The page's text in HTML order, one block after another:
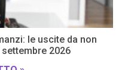
le uscite da non
2026